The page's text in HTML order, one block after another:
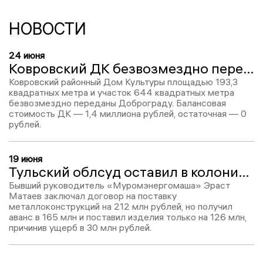
НОВОСТИ
24 июня
Ковровский ДК безвозмездно передали Доброграду
Ковровский районный Дом Культуры площадью 193,3
квадратных метра и участок 644 квадратных метра
безвозмездно переданы Доброграду. Балансовая
стоимость ДК — 1,4 миллиона рублей, остаточная — 0
рублей.
19 июня
Тульский облсуд оставил в колонии бывшего гендиректора «Муромэнергомаша» Эраста Матаева
Бывший руководитель «Муромэнергомаша» Эраст
Матаев заключал договор на поставку
металлоконструкций на 212 млн рублей, но получил
аванс в 165 млн и поставил изделия только на 126 млн,
причинив ущерб в 30 млн рублей.